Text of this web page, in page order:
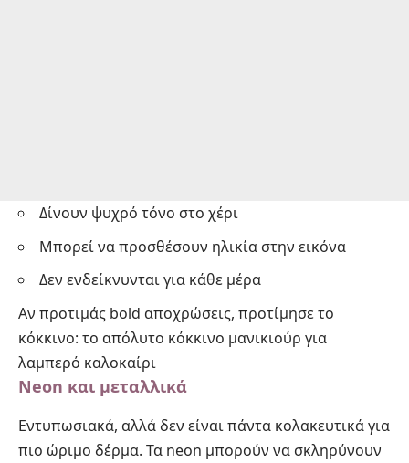
Δίνουν ψυχρό τόνο στο χέρι
Μπορεί να προσθέσουν ηλικία στην εικόνα
Δεν ενδείκνυνται για κάθε μέρα
Αν προτιμάς bold αποχρώσεις, προτίμησε το
κόκκινο: το απόλυτο κόκκινο μανικιούρ για
λαμπερό καλοκαίρι
Neon και μεταλλικά
Εντυπωσιακά, αλλά δεν είναι πάντα κολακευτικά για
πιο ώριμο δέρμα. Τα neon μπορούν να σκληρύνουν